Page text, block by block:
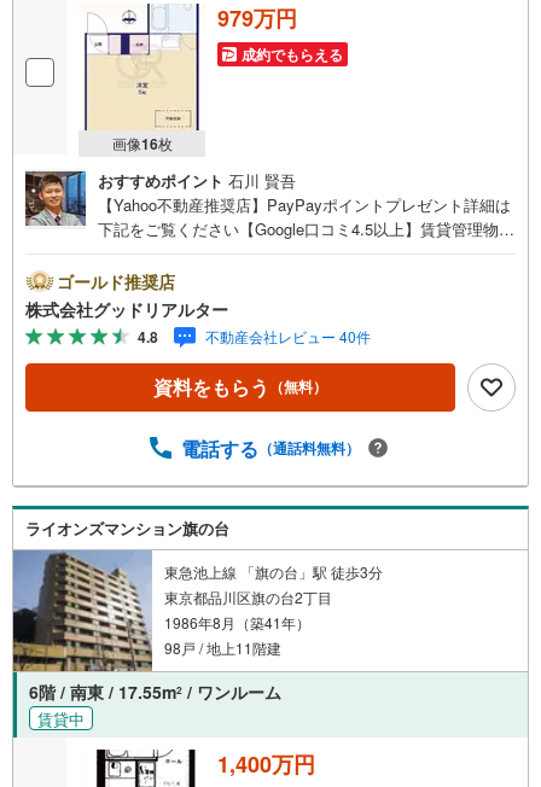
画像16枚
979万円
成約でもらえる
おすすめポイント 石川 賢吾
【Yahoo不動産推奨店】PayPayポイントプレゼント詳細は
下記をご覧ください【Google口コミ4.5以上】賃貸管理物件
です。自己使用も良し、貸しても良しのお薦めマンション
です。現在空室の為、セカンドハウスを探されている方。
初めは自分で利用し、いずれは投資用として貸し出したい
方。投資はしたいけど、実際のお部屋を内見した上で検討
したい方等々。是非お任せください。内見をご希望のお客
様は、事前にご予約頂ければ現地にてご案内可能となって
の収入や利回りは、将来にわたり、得られることを保証す
については現在の賃料等で、空室または所有者居住中等の
ものについては、周辺の賃料相場に基づき、満室時を想定
して表示しています。
ゴールド推奨店
株式会社グッドリアルター
4.8 不動産会社レビュー 40件
資料をもらう （無料）
電話する （通話料無料）
ライオンズマンション旗の台
東急池上線 「旗の台」駅 徒歩3分
東京都品川区旗の台2丁目
1986年8月（築41年）
98戸 / 地上11階建
6階 / 南東 / 17.55m2 / ワンルーム
賃貸中
1,400万円